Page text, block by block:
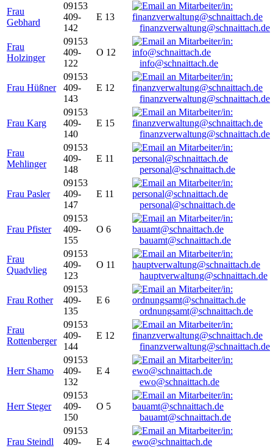
Frau
Gebhard
09153
409-
142
E 13
finanzverwaltung@schnaittach.de
Frau
Holzinger
09153
409-
122
O 12
info@schnaittach.de
Frau Hüßner
09153
409-
143
E 12
finanzverwaltung@schnaittach.de
Frau Karg
09153
409-
140
E 15
finanzverwaltung@schnaittach.de
Frau
Mehlinger
09153
409-
148
E 11
personal@schnaittach.de
Frau Pasler
09153
409-
147
E 11
personal@schnaittach.de
Frau Pfister
09153
409-
155
O 6
bauamt@schnaittach.de
Frau
Quadvlieg
09153
409-
123
O 11
hauptverwaltung@schnaittach.de
Frau Rother
09153
409-
135
E 6
ordnungsamt@schnaittach.de
Frau
Rottenberger
09153
409-
144
E 12
finanzverwaltung@schnaittach.de
Herr Shamo
09153
409-
132
E 4
ewo@schnaittach.de
Herr Steger
09153
409-
150
O 5
bauamt@schnaittach.de
Frau Steindl
09153
409-
E 4